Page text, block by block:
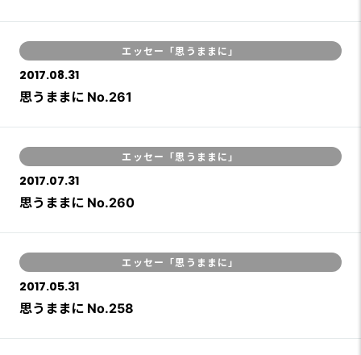
エッセー「思うままに」
2017.08.31
思うままに No.261
エッセー「思うままに」
2017.07.31
思うままに No.260
エッセー「思うままに」
2017.05.31
思うままに No.258